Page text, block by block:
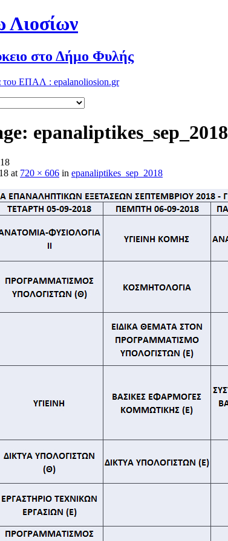
στο Δήμο Φυλής
του ΕΠΑΛ : epalanoliosion.gr
epanaliptikes_sep_2018
at 720 × 606 in epanaliptikes_sep_2018